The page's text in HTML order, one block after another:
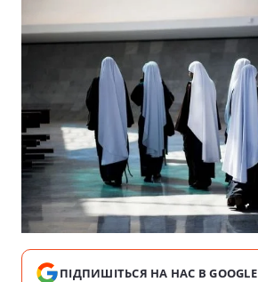
ПІДПИШІТЬСЯ НА НАС В GOOGLE